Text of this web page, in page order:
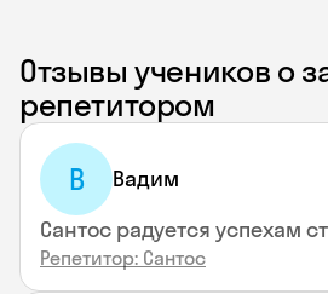
Отзывы учеников о
репетитором
В Вадим
Сантос радуется успехам
Репетитор: Сантос